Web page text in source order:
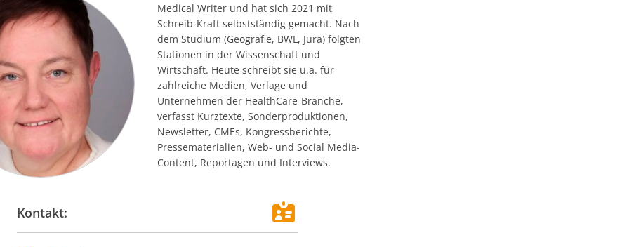
Medical Writer und hat sich 2021 mit
Schreib-Kraft selbstständig gemacht. Nach
dem Studium (Geografie, BWL, Jura) folgten
Stationen in der Wissenschaft und
Wirtschaft. Heute schreibt sie u.a. für
zahlreiche Medien, Verlage und
Unternehmen der HealthCare-Branche,
verfasst Kurztexte, Sonderproduktionen,
Newsletter, CMEs, Kongressberichte,
Pressematerialien, Web- und Social Media-
Content, Reportagen und Interviews.
Kontakt: